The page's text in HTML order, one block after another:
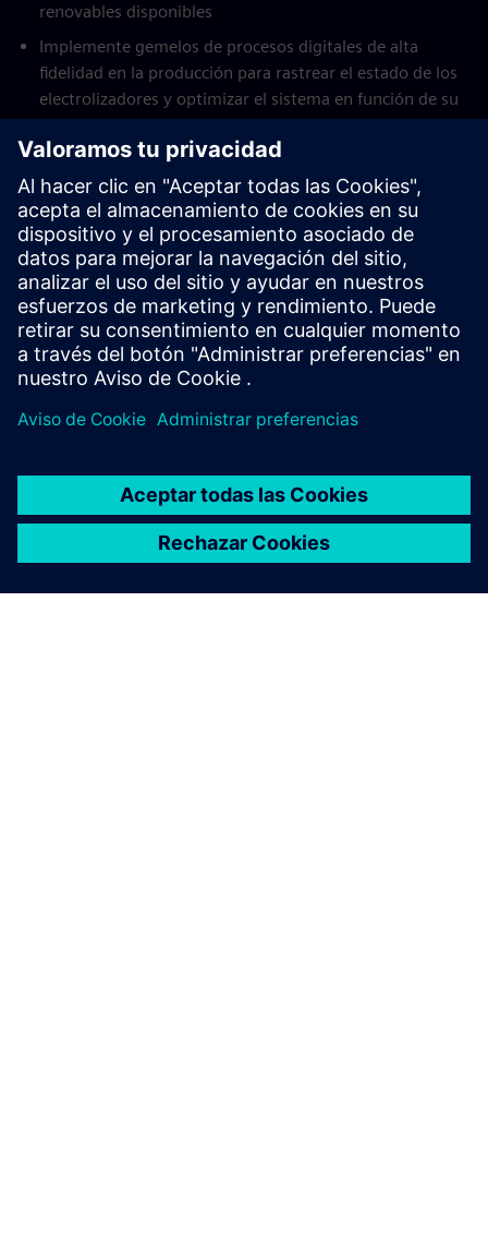
renovables disponibles
Implemente gemelos de procesos digitales de alta
fidelidad en la producción para rastrear el estado de los
electrolizadores y optimizar el sistema en función de su
estado real
Reduzca los costes de producción hasta un 15%
mediante una programación inteligente de la producción
y una respuesta rápida a los cambios en los planes o
previsiones, aprovechando todos los activos disponibles
in situ para ofrecer un funcionamiento óptimo